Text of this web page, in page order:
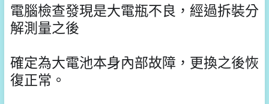
電腦檢查發現是大電瓶不良， 經過拆裝分
解測量之後
確定為大電池本身內部故障， 更換之後恢
復正常。